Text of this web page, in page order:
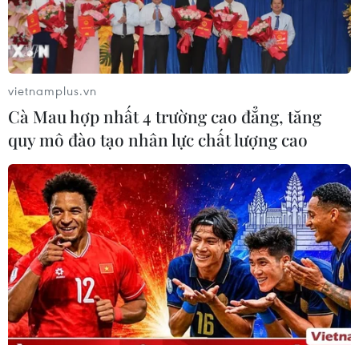
vietnamplus.vn
Cà Mau hợp nhất 4 trường cao đẳng, tăng
quy mô đào tạo nhân lực chất lượng cao